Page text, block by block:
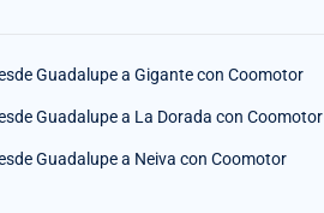
Guadalupe a Gigante con Coomotor
Guadalupe a La Dorada con Coomotor
Guadalupe a Neiva con Coomotor